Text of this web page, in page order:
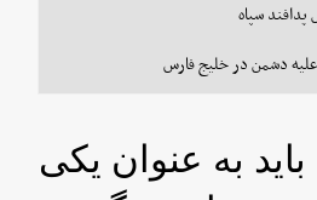
دشمن در خلیج فارس
به عنوان یکی